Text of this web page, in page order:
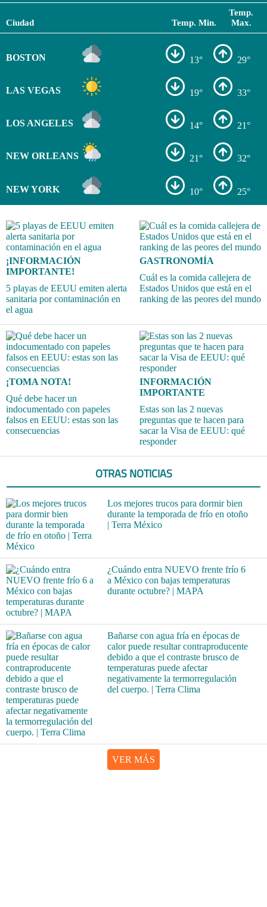
Ciudad Temp. Min.
Temp.
Max.
BOSTON 13° 29°
LAS VEGAS 19° 33°
LOS ANGELES 14° 21°
NEW ORLEANS 21° 32°
NEW YORK 10° 25°
¡INFORMACIÓN
IMPORTANTE!
5 playas de EEUU emiten alerta
sanitaria por contaminación en
el agua
GASTRONOMÍA
Cuál es la comida callejera de
Estados Unidos que está en el
ranking de las peores del mundo
¡TOMA NOTA!
Qué debe hacer un
indocumentado con papeles
falsos en EEUU: estas son las
consecuencias
INFORMACIÓN
IMPORTANTE
Estas son las 2 nuevas
preguntas que te hacen para
sacar la Visa de EEUU: qué
responder
OTRAS NOTICIAS
Los mejores trucos para dormir bien
durante la temporada de frío en otoño
| Terra México
¿Cuándo entra NUEVO frente frío 6
a México con bajas temperaturas
durante octubre? | MAPA
Bañarse con agua fría en épocas de
calor puede resultar contraproducente
debido a que el contraste brusco de
temperaturas puede afectar
negativamente la termorregulación
del cuerpo. | Terra Clima
VER MÁS